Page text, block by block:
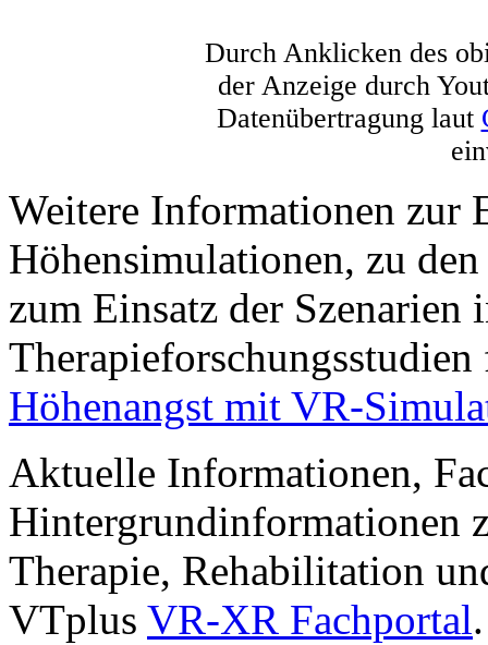
Durch Anklicken des
der Anzeige durch
Datenübertragung laut
Weitere Informationen
Höhensimulationen, zu
zum Einsatz der Szenarien
Höhenangst mit VR-
Aktuelle Informationen,
Hintergrundinformationen
Therapie, Rehabilitation
VTplus VR-XR Fachportal.